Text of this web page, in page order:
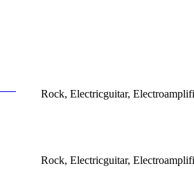
Rock, Electricguitar,
Rock, Electricguitar,